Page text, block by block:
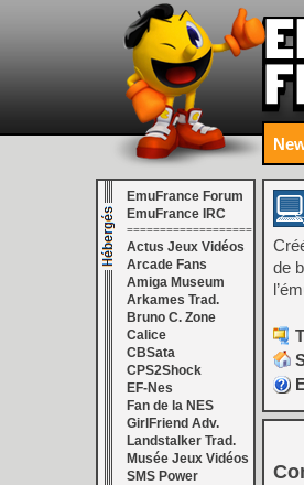
EmuFrance Forum
EmuFrance IRC
===================
Actus Jeux Vidéos
Arcade Fans
Amiga Museum
Arkames Trad.
Bruno C. Zone
Calice
CBSata
CPS2Shock
EF-Nes
Fan de la NES
GirlFriend Adv.
Landstalker Trad.
Musée Jeux Vidéos
SMS Power
de